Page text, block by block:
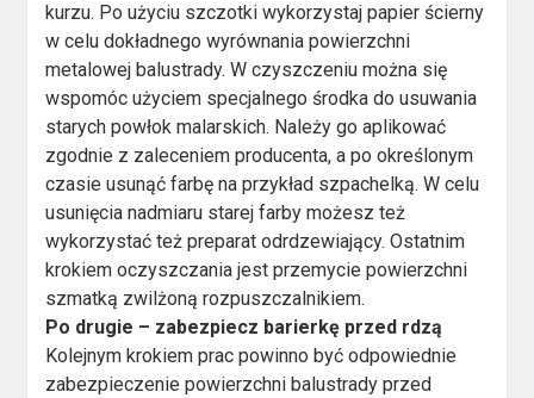
kurzu. Po użyciu szczotki wykorzystaj papier ścierny
w celu dokładnego wyrównania powierzchni
metalowej balustrady. W czyszczeniu można się
wspomóc użyciem specjalnego środka do usuwania
starych powłok malarskich. Należy go aplikować
zgodnie z zaleceniem producenta, a po określonym
czasie usunąć farbę na przykład szpachelką. W celu
usunięcia nadmiaru starej farby możesz też
wykorzystać też preparat odrdzewiający. Ostatnim
krokiem oczyszczania jest przemycie powierzchni
szmatką zwilżoną rozpuszczalnikiem.
Po drugie – zabezpiecz barierkę przed rdzą
Kolejnym krokiem prac powinno być odpowiednie
zabezpieczenie powierzchni balustrady przed